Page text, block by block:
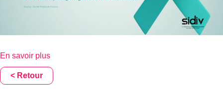
En savoir plus
< Retour